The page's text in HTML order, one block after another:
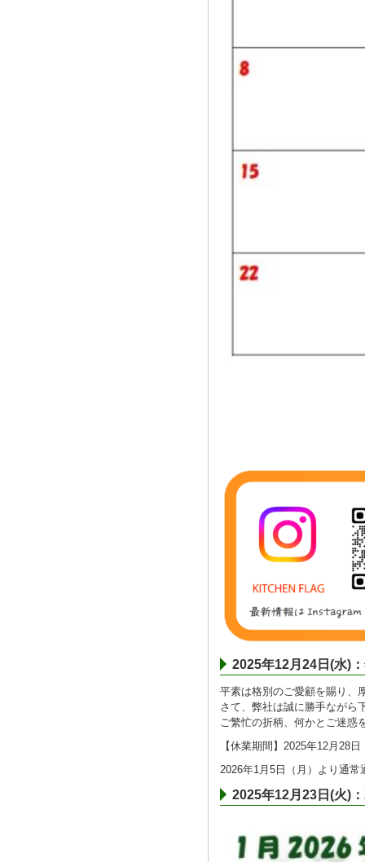
2025年12月24日(水)
平素は格別のご愛顧を賜り、
さて、弊社は誠に勝手ながら
ご繁忙の折柄、何かとご迷惑
【休業期間】2025年12月28
2026年1月5日（月）より通
2025年12月23日(火)